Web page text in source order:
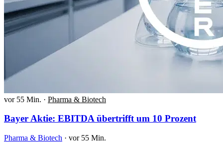
vor 55 Min. · Pharma & Biotech
Bayer Aktie: EBITDA übertrifft um 10 Prozent
Pharma & Biotech · vor 55 Min.